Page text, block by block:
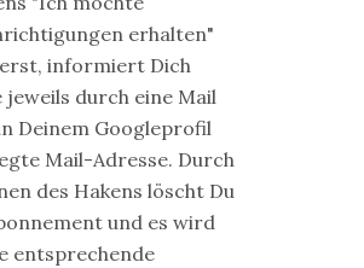
erhalten"
informiert Dich
jeweils durch eine Mail
Deinem Googleprofil
Mail-Adresse. Durch
des Hakens löscht Du
und es wird
entsprechende